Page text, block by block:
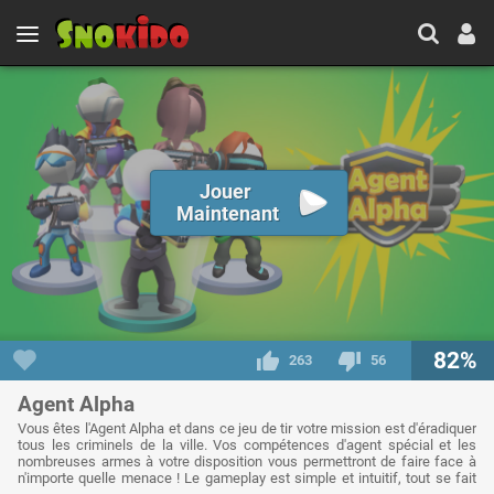
Jouer
Maintenant
263 56 82%
Agent Alpha
Vous êtes l'Agent Alpha et dans ce jeu de tir votre mission est d'éradiquer
tous les criminels de la ville. Vos compétences d'agent spécial et les
nombreuses armes à votre disposition vous permettront de faire face à
n'importe quelle menace ! Le gameplay est simple et intuitif, tout se fait